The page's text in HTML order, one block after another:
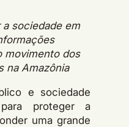
sociedade em
movimento dos
na Amazônia
e sociedade
proteger a
uma grande